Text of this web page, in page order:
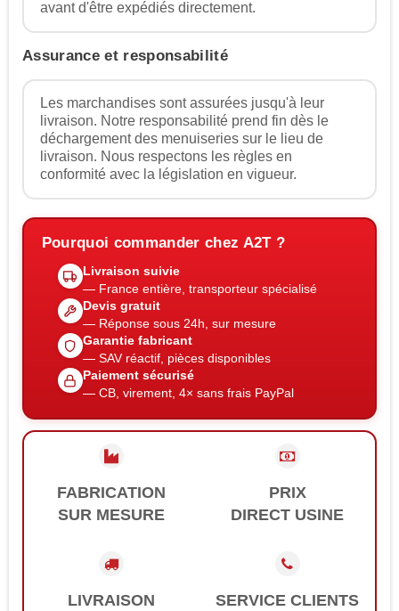
avant d'être expédiés directement.
Assurance et responsabilité
Les marchandises sont assurées jusqu'à leur
livraison. Notre responsabilité prend fin dès le
déchargement des menuiseries sur le lieu de
livraison. Nous respectons les règles en
conformité avec la législation en vigueur.
Pourquoi commander chez A2T ?
Livraison suivie
— France entière, transporteur spécialisé
Devis gratuit
— Réponse sous 24h, sur mesure
Garantie fabricant
— SAV réactif, pièces disponibles
Paiement sécurisé
— CB, virement, 4× sans frais PayPal
FABRICATION
SUR MESURE
PRIX
DIRECT USINE
LIVRAISON
SERVICE CLIENTS